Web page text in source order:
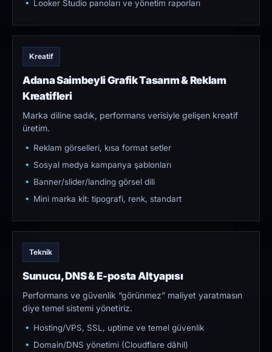
Looker Studio panoları ve yönetim raporları
Kreatif
Adana Saimbeyli Grafik Tasarım & Reklam
Kreatifleri
Marka diline sadık, performans verisiyle gelişen kreatif
üretim.
Reklam görselleri, kısa format setler
Sosyal medya kampanya şablonları
Banner/slider/landing görsel dili
Mini marka kit: tipografi, renk, standart
Teknik
Sunucu, DNS & E-posta Altyapısı
Performans ve güvenlik “görünmez” maliyet yaratmasın
diye temel sistemi yönetiriz.
Hosting/VPS, SSL, uptime ve temel güvenlik
Domain/DNS yönetimi (Cloudflare dâhil)